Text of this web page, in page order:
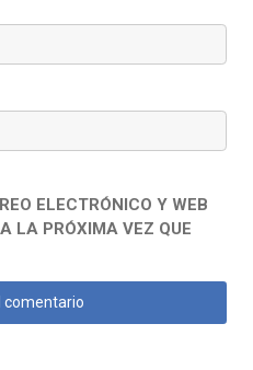
ELECTRÓNICO Y WEB
LA PRÓXIMA VEZ QUE